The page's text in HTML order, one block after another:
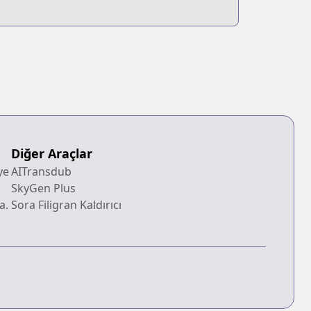
Diğer Araçlar
AITransdub
SkyGen Plus
Sora Filigran Kaldırıcı